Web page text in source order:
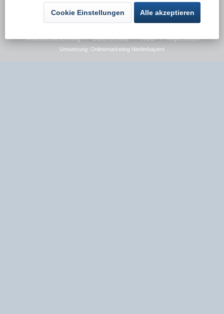
anders beschrieben
Kontakt Versand und Zahlungsbedingungen
Widerrufsbelehrung Datenschutz AGB Impressum
Umsetzung: Onlinemarketing Niederbayern
Cookie Einstellungen Alle akzeptieren